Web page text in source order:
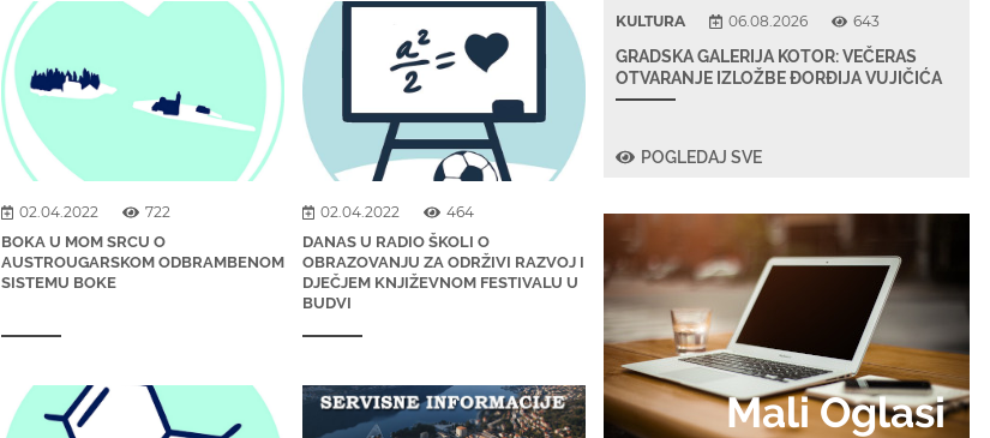
02.04.2022
722
BOKA U MOM SRCU O
AUSTROUGARSKOM ODBRAMBENOM
SISTEMU BOKE
02.04.2022
464
DANAS U RADIO ŠKOLI O
OBRAZOVANJU ZA ODRŽIVI RAZVOJ I
DJEČJEM KNJIŽEVNOM FESTIVALU U
BUDVI
KULTURA 06.08.2026 643
GRADSKA GALERIJA KOTOR: VEČERAS
OTVARANJE IZLOŽBE ĐORĐIJA VUJIČIĆA
POGLEDAJ SVE
Mali Oglasi